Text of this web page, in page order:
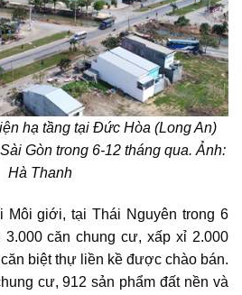
hạ tầng tại Đức Hòa (Long An)
Gòn trong 6-12 tháng qua. Ảnh:
Hà Thanh
Môi giới, tại Thái Nguyên trong 6
căn chung cư, xấp xỉ 2.000
biệt thự liền kề được chào bán.
cư, 912 sản phẩm đất nền và